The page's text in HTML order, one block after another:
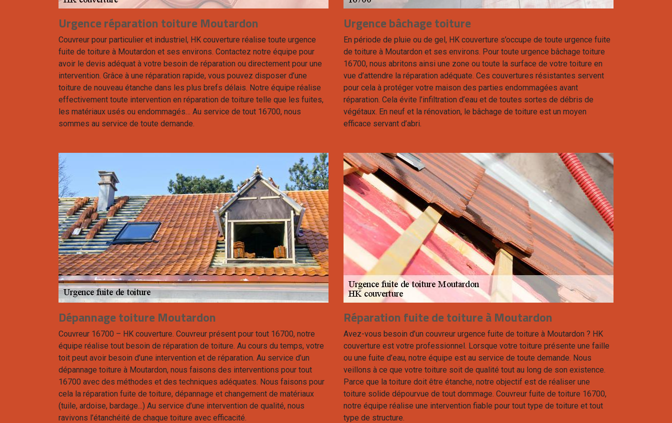
Urgence réparation toiture Moutardon
Couvreur pour particulier et industriel, HK couverture réalise toute urgence
fuite de toiture à Moutardon et ses environs. Contactez notre équipe pour
avoir le devis adéquat à votre besoin de réparation ou directement pour une
intervention. Grâce à une réparation rapide, vous pouvez disposer d’une
toiture de nouveau étanche dans les plus brefs délais. Notre équipe réalise
effectivement toute intervention en réparation de toiture telle que les fuites,
les matériaux usés ou endommagés… Au service de tout 16700, nous
sommes au service de toute demande.
Urgence bâchage toiture
En période de pluie ou de gel, HK couverture s’occupe de toute urgence fuite
de toiture à Moutardon et ses environs. Pour toute urgence bâchage toiture
16700, nous abritons ainsi une zone ou toute la surface de votre toiture en
vue d’attendre la réparation adéquate. Ces couvertures résistantes servent
pour cela à protéger votre maison des parties endommagées avant
réparation. Cela évite l’infiltration d’eau et de toutes sortes de débris de
végétaux. En neuf et la rénovation, le bâchage de toiture est un moyen
efficace servant d’abri.
Dépannage toiture Moutardon
Couvreur 16700 – HK couverture. Couvreur présent pour tout 16700, notre
équipe réalise tout besoin de réparation de toiture. Au cours du temps, votre
toit peut avoir besoin d’une intervention et de réparation. Au service d’un
dépannage toiture à Moutardon, nous faisons des interventions pour tout
16700 avec des méthodes et des techniques adéquates. Nous faisons pour
cela la réparation fuite de toiture, dépannage et changement de matériaux
(tuile, ardoise, bardage...) Au service d’une intervention de qualité, nous
ravivons l’étanchéité de chaque toiture avec efficacité.
Réparation fuite de toiture à Moutardon
Avez-vous besoin d’un couvreur urgence fuite de toiture à Moutardon ? HK
couverture est votre professionnel. Lorsque votre toiture présente une faille
ou une fuite d’eau, notre équipe est au service de toute demande. Nous
veillons à ce que votre toiture soit de qualité tout au long de son existence.
Parce que la toiture doit être étanche, notre objectif est de réaliser une
toiture solide dépourvue de tout dommage. Couvreur fuite de toiture 16700,
notre équipe réalise une intervention fiable pour tout type de toiture et tout
type de structure.